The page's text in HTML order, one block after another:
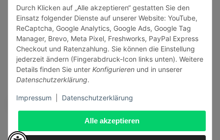
Alle akzeptieren
Durch Klicken auf „Alle akzeptieren“ gestatten Sie den
Einsatz folgender Dienste auf unserer Website: YouTube,
ReCaptcha, Google Analytics, Google Ads, Google Tag
Manager, Brevo, Meta Pixel, Freshworks, PayPal Express
Checkout und Ratenzahlung. Sie können die Einstellung
jederzeit ändern (Fingerabdruck-Icon links unten). Weitere
Details finden Sie unter Konfigurieren und in unserer
Datenschutzerklärung.
Impressum Datenschutzerklärung
Gesetzliche Informationen
Vertrag widerrufen
Sicher bezahlen via: